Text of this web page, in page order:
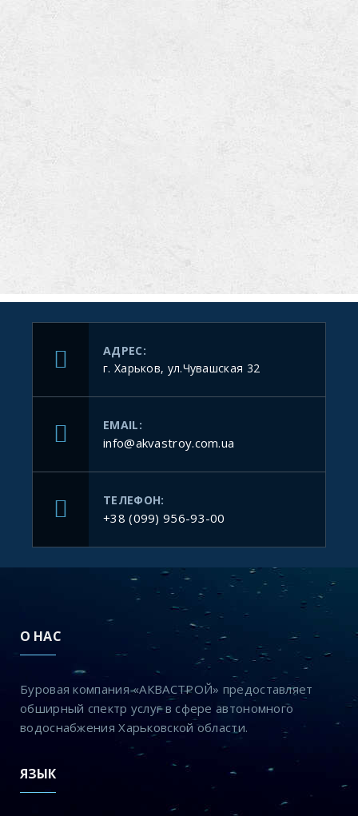
АДРЕС:
г. Харьков, ул.Чувашская 32
EMAIL:
info@akvastroy.com.ua
ТЕЛЕФОН:
+38 (099) 956-93-00
О НАС
Буровая компания «АКВАСТРОЙ» предоставляет
обширный спектр услуг в сфере автономного
водоснабжения Харьковской области.
ЯЗЫК